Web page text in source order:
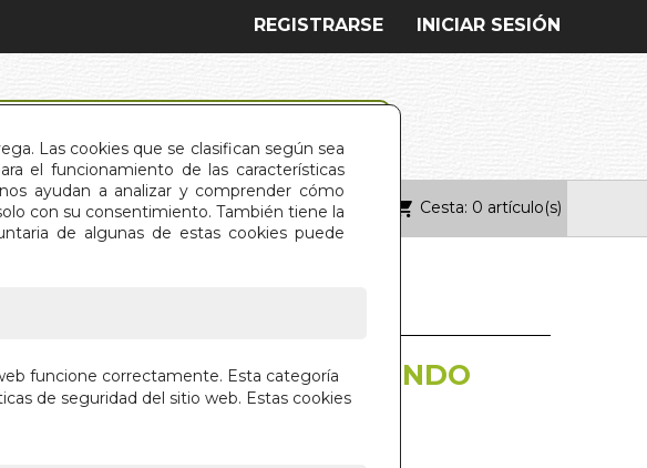
Las cookies que se clasifican según sea
el funcionamiento de las características
ayudan a analizar y comprender cómo
con su consentimiento. También tiene la
de algunas de estas cookies puede
funcione correctamente. Esta categoría
de seguridad del sitio web. Estas cookies
INICIAR SESIÓN
REGISTRARSE
CONTACTO Cesta: 0 artículo(s)
CRIATURAS MAGICAS (MUNDO
MAGICO)